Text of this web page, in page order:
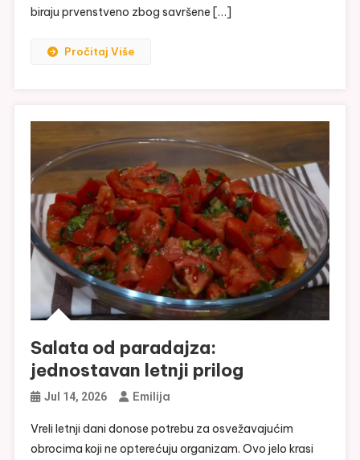
biraju prvenstveno zbog savršene […]
Pročitaj Više
Salata od paradajza:
jednostavan letnji prilog
Jul 14, 2026 Emilija
Vreli letnji dani donose potrebu za osvežavajućim
obrocima koji ne opterećuju organizam. Ovo jelo krasi